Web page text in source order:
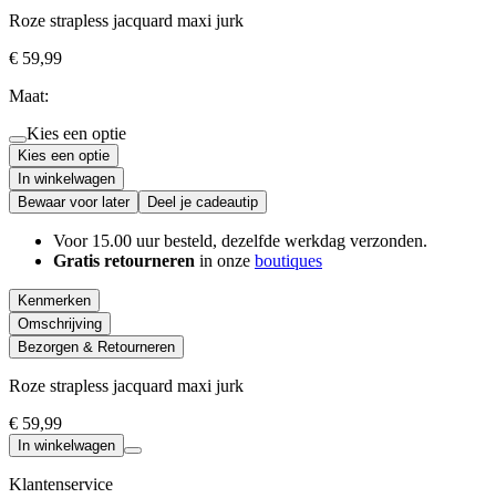
Roze strapless jacquard maxi jurk
€ 59,99
Maat:
Kies een optie
Kies een optie
In winkelwagen
Bewaar voor later
Deel je cadeautip
Voor 15.00 uur besteld, dezelfde werkdag verzonden.
Gratis retourneren in onze boutiques
Kenmerken
Omschrijving
Bezorgen & Retourneren
Roze strapless jacquard maxi jurk
€ 59,99
In winkelwagen
Klantenservice